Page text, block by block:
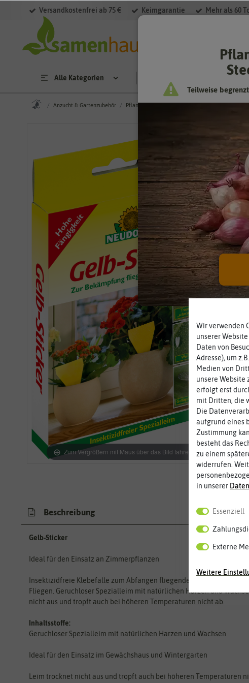
Versandkostenfrei ab 75 € Keimgarantie Mehr als 60
Alle Kategorien
Anzucht & Gartenzubehör Pflanzenschutz & -pflege
Zum Vergrößern mit Maus über das Bild fahren
Beschreibung
Gelb-Sticker
Ideal für den Einsatz an Zimmerpflanzen
Insektizidfreie Klebefalle zum Abfangen fliegender Schadinsekten
Fliegen. Geruchloser Spezialleim mit natürlichen Harzen und
nicht aus und tropft auch bei höheren Temperaturen nicht ab.
Inhaltsstoffe:
Geruchloser Spezialleim mit natürlichen Harzen und Wachsen
Ideal für den Einsatz im Gewächshaus und Wintergarten
Leim trocknet nicht aus und tropft auch bei höheren Temperaturen
Wir verwenden
unserer
Daten von
Adresse), um
Medien von
unsere Website
erfolgt erst
mit Dritten, die
Die
aufgrund eines
Zustimmung
besteht das
zu einem
widerrufen.
in unserer
Essenziell
Externe
Weitere
Teilweise